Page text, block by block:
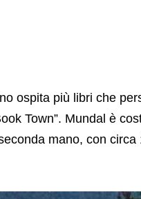
ospita più libri che
Town”. Mundal è
mano, con